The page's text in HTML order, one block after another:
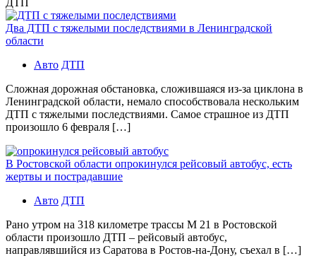
Два ДТП с тяжелыми последствиями в Ленинградской
области
Авто ДТП
Сложная дорожная обстановка, сложившаяся из-за циклона в
Ленинградской области, немало способствовала нескольким
ДТП с тяжелыми последствиями. Самое страшное из ДТП
произошло 6 февраля […]
В Ростовской области опрокинулся рейсовый автобус, есть
жертвы и пострадавшие
Авто ДТП
Рано утром на 318 километре трассы М 21 в Ростовской
области произошло ДТП – рейсовый автобус,
направлявшийся из Саратова в Ростов-на-Дону, съехал в […]